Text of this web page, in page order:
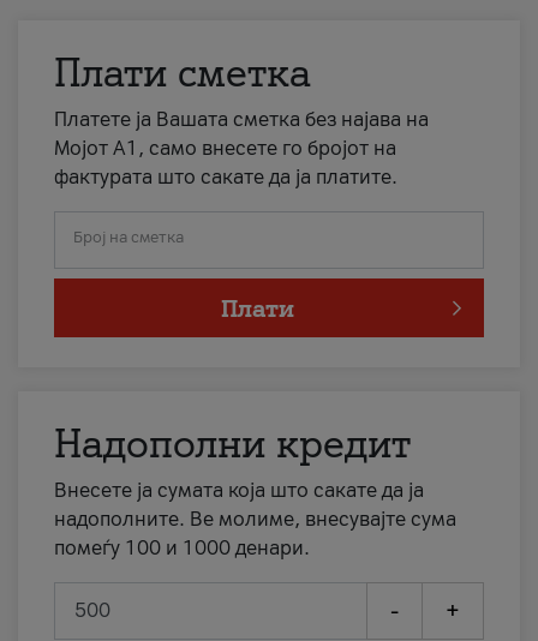
Плати сметка
Платете ја Вашата сметка без најава на
Мојот А1, само внесете го бројот на
фактурата што сакате да ја платите.
Број на сметка
Плати
Надополни кредит
Внесете ја сумата која што сакате да ја
надополните. Ве молиме, внесувајте сума
помеѓу 100 и 1000 денари.
- +